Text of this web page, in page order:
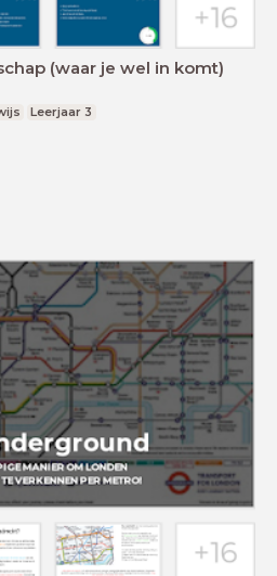
(waar je wel in komt)
Leerjaar 3